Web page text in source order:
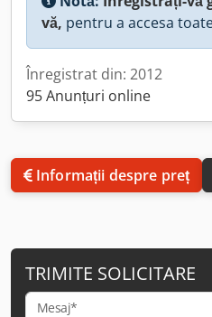
vă, pentru a accesa
Înregistrat din: 2012
95 Anunțuri online
Informații despre preț
TRIMITE SOLICITARE
Mesaj*